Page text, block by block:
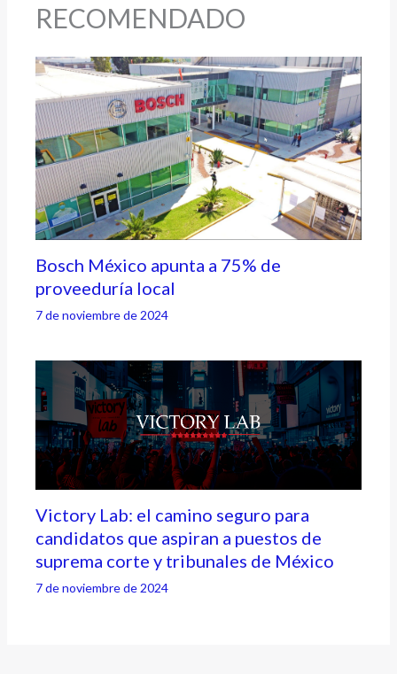
RECOMENDADO
Bosch México apunta a 75% de
proveeduría local
7 de noviembre de 2024
Victory Lab: el camino seguro para
candidatos que aspiran a puestos de
suprema corte y tribunales de México
7 de noviembre de 2024